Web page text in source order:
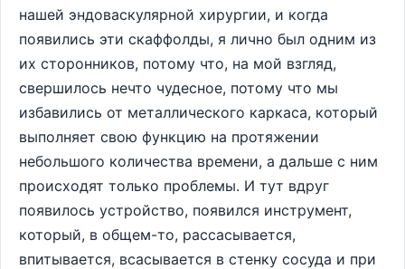
нашей эндоваскулярной хирургии, и когда
появились эти скаффолды, я лично был одним из
их сторонников, потому что, на мой взгляд,
свершилось нечто чудесное, потому что мы
избавились от металлического каркаса, который
выполняет свою функцию на протяжении
небольшого количества времени, а дальше с ним
происходят только проблемы. И тут вдруг
появилось устройство, появился инструмент,
который, в общем-то, рассасывается,
впитывается, всасывается в стенку сосуда и при